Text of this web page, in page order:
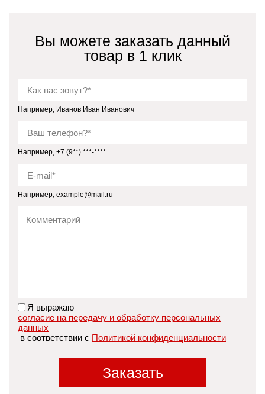
Вы можете заказать данный
товар в 1 клик
Например, Иванов Иван Иванович
Например, +7 (9**) ***-****
Например, example@mail.ru
Я выражаю
согласие на передачу и обработку персональных
данных
в соответствии с Политикой конфиденциальности
Заказать